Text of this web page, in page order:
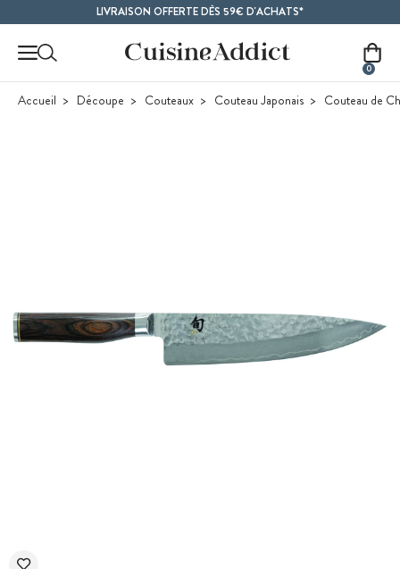
LIVRAISON OFFERTE DÈS 59€ D'ACHATS*
0
Accueil Découpe Couteaux Couteau Japonais Couteau de